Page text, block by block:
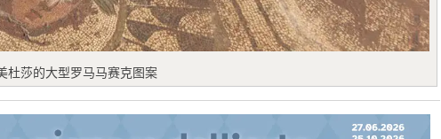
杜莎的大型罗马马赛克图案